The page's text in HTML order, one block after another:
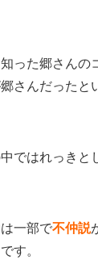
った郷さんの
さんだったと
ではれっきと
一部で不仲説
す。